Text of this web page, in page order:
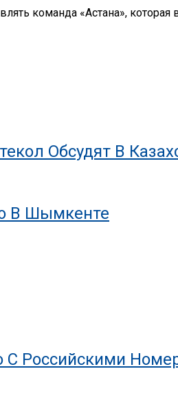
команда «Астана», которая
Обсудят В
В Шымкенте
Российскими